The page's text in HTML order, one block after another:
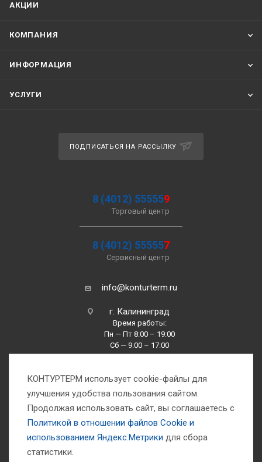
АКЦИИ
КОМПАНИЯ
ИНФОРМАЦИЯ
УСЛУГИ
ПОДПИСАТЬСЯ НА РАССЫЛКУ
8 (4012) 555559
Торговый центр
8 (4012) 555557
Сервисный центр
info@konturterm.ru
г. Калининград
Время работы:
Пн — Пт 8:00 – 19:00
Сб — 9:00 – 17:00
Вс —10:00 – 16:00
1993-2026 © Компания «Контуртерм» — инженерно-торговый центр
КОНТУРТЕРМ использует cookie-файлы для
улучшения удобства пользования сайтом.
Продолжая использовать сайт, вы соглашаетесь с
Политикой в отношении файлов Сookie и
использованием Яндекс.Метрики для сбора
статистики.